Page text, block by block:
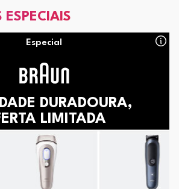
ESPECIAIS
Especial
DURADOURA,
LIMITADA